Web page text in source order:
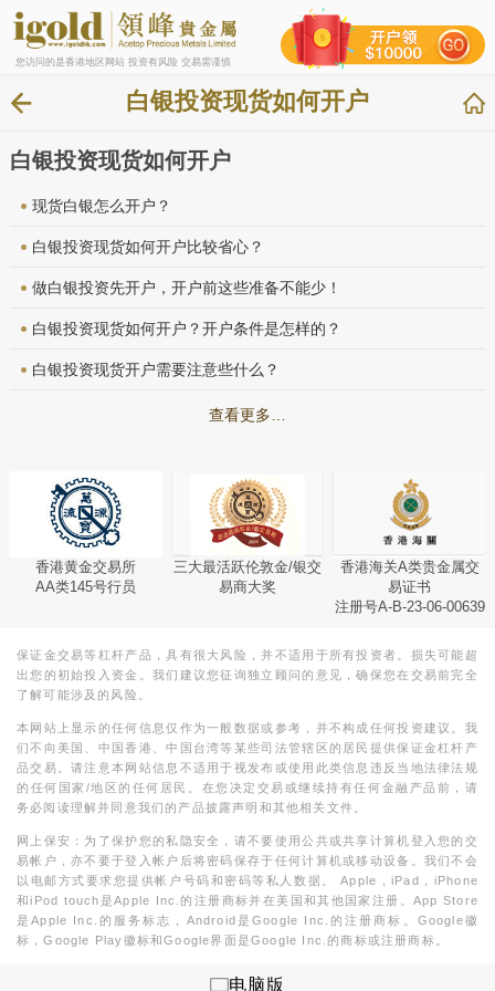
您访问的是香港地区网站 投资有风险 交易需谨慎
白银投资现货如何开户
白银投资现货如何开户
现货白银怎么开户？
白银投资现货如何开户比较省心？
做白银投资先开户，开户前这些准备不能少！
白银投资现货如何开户？开户条件是怎样的？
白银投资现货开户需要注意些什么？
查看更多…
香港黄金交易所
AA类145号行员
三大最活跃伦敦金/银交
易商大奖
香港海关A类贵金属交
易证书
注册号A-B-23-06-00639
保证金交易等杠杆产品，具有很大风险，并不适用于所有投资者。损失可能超
出您的初始投入资金。我们建议您征询独立顾问的意见，确保您在交易前完全
了解可能涉及的风险。
本网站上显示的任何信息仅作为一般数据或参考，并不构成任何投资建议。我
们不向美国、中国香港、中国台湾等某些司法管辖区的居民提供保证金杠杆产
品交易。请注意本网站信息不适用于视发布或使用此类信息违反当地法律法规
的任何国家/地区的任何居民。在您决定交易或继续持有任何金融产品前，请
务必阅读理解并同意我们的产品披露声明和其他相关文件。
网上保安：为了保护您的私隐安全，请不要使用公共或共享计算机登入您的交
易帐户，亦不要于登入帐户后将密码保存于任何计算机或移动设备。我们不会
以电邮方式要求您提供帐户号码和密码等私人数据。 Apple，iPad，iPhone
和iPod touch是Apple Inc.的注册商标并在美国和其他国家注册。App Store
是Apple Inc.的服务标志，Android是Google Inc.的注册商标。Google徽
标，Google Play徽标和Google界面是Google Inc.的商标或注册商标。
电脑版